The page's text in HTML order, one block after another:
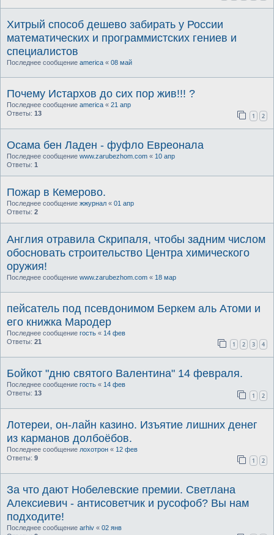
Хитрый способ дешево забирать у России
математических и программистских гениев и
специалистов
Последнее сообщение america « 08 май
Почему Истархов до сих пор жив!!! ?
Последнее сообщение america « 21 апр
Ответы: 13 1 2
Осама бен Ладен - фуфло Евреонала
Последнее сообщение www.zarubezhom.com « 10 апр
Ответы: 1
Пожар в Кемерово.
Последнее сообщение жжурнал « 01 апр
Ответы: 2
Англия отравила Скрипаля, чтобы задним числом
обосновать строительство Центра химического
оружия!
Последнее сообщение www.zarubezhom.com « 18 мар
пейсатель под псевдонимом Беркем аль Атоми и
его книжка Мародер
Последнее сообщение гость « 14 фев
Ответы: 21 1 2 3 4
Бойкот "дню святого Валентина" 14 февраля.
Последнее сообщение гость « 14 фев
Ответы: 13 1 2
Лотереи, он-лайн казино. Изъятие лишних денег
из карманов долбоёбов.
Последнее сообщение лохотрон « 12 фев
Ответы: 9 1 2
За что дают Нобелевские премии. Светлана
Алексиевич - антисоветчик и русофоб? Вы нам
подходите!
Последнее сообщение arhiv « 02 янв